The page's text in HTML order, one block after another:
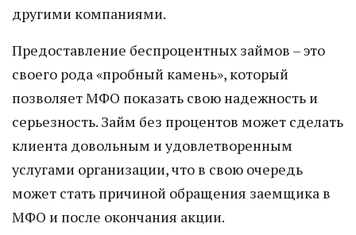
другими компаниями.
Предоставление беспроцентных займов – это
своего рода «пробный камень», который
позволяет МФО показать свою надежность и
серьезность. Займ без процентов может сделать
клиента довольным и удовлетворенным
услугами организации, что в свою очередь
может стать причиной обращения заемщика в
МФО и после окончания акции.